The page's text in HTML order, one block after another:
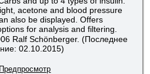
acetone and blood pressure
also be displayed. Offers
for analysis and filtering.
Ralf Schönberger. (Последнее
02.10.2015)
Предпросмотр